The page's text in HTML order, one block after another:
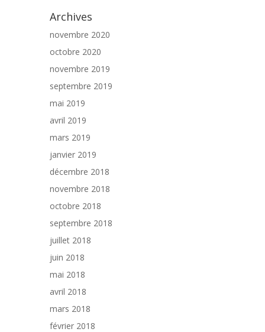
Archives
novembre 2020
octobre 2020
novembre 2019
septembre 2019
mai 2019
avril 2019
mars 2019
janvier 2019
décembre 2018
novembre 2018
octobre 2018
septembre 2018
juillet 2018
juin 2018
mai 2018
avril 2018
mars 2018
février 2018